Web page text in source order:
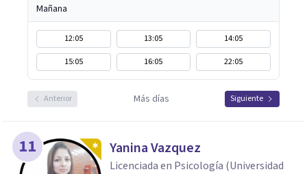
Mañana
12:05 13:05
14:05
15:05
16:05 22:05
Anterior Más días Siguiente
11 Yanina Vazquez
Licenciada en Psicología (Universidad